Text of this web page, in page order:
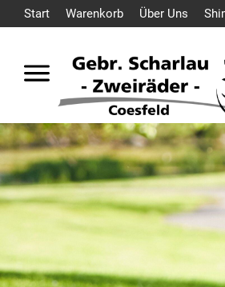
Start Warenkorb Über Uns